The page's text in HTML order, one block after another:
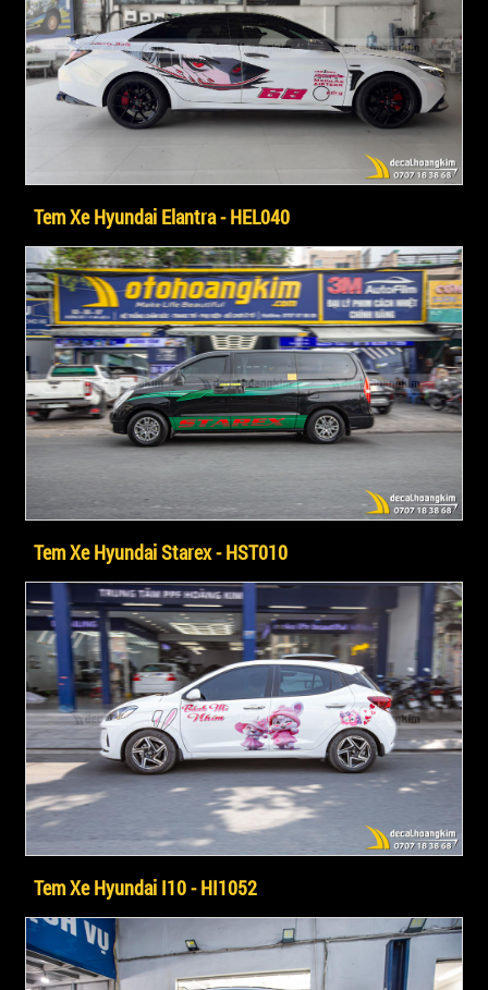
Tem Xe Hyundai Elantra - HEL040
Tem Xe Hyundai Starex - HST010
Tem Xe Hyundai I10 - HI1052